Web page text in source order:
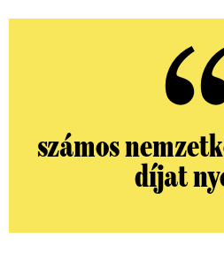
számos
díjat